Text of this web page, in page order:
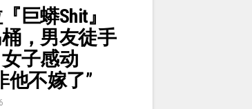
巨蟒Shit』
，男友徒手
子感动
他不嫁了”